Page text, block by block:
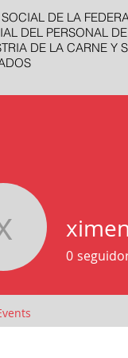
DE LA
DEL PERSONAL
DE LA CARNE Y
0